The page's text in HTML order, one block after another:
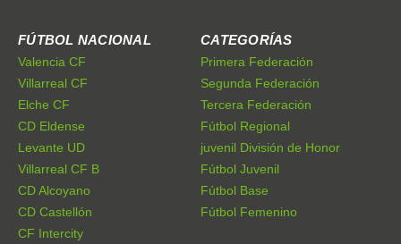
FÚTBOL NACIONAL
Valencia CF
Villarreal CF
Elche CF
CD Eldense
Levante UD
Villarreal CF B
CD Alcoyano
CD Castellón
CF Intercity
CATEGORÍAS
Primera Federación
Segunda Federación
Tercera Federación
Fútbol Regional
juvenil División de Honor
Fútbol Juvenil
Fútbol Base
Fútbol Femenino